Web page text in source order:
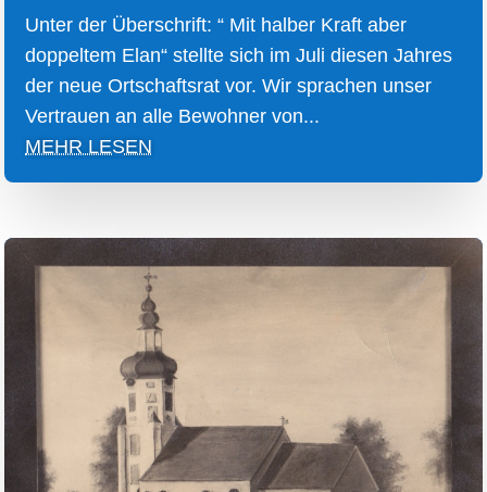
Unter der Überschrift: “ Mit halber Kraft aber
doppeltem Elan“ stellte sich im Juli diesen Jahres
der neue Ortschaftsrat vor. Wir sprachen unser
Vertrauen an alle Bewohner von...
MEHR LESEN